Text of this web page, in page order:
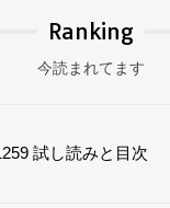
Ranking
今読まれてます
試し読みと目次